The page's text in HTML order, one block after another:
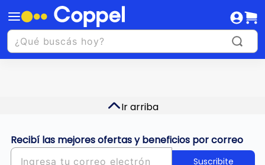
Ir arriba
Recibí las mejores ofertas y beneficios por correo
Suscribite